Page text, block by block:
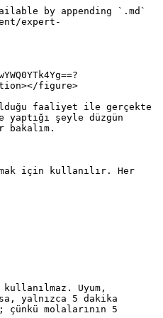
by appending `.md`
expert-
figure>
faaliyet ile gerçekte
şeyle düzgün
için kullanılır. Her
Uyum,
yalnızca 5 dakika
molalarının 5